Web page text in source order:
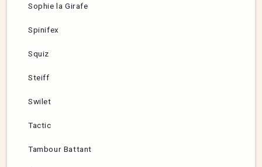
Sophie la Girafe
Spinifex
Squiz
Steiff
Swilet
Tactic
Tambour Battant